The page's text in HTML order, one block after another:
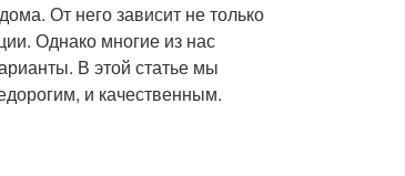
От него зависит не только
Однако многие из нас
В этой статье мы
и качественным.